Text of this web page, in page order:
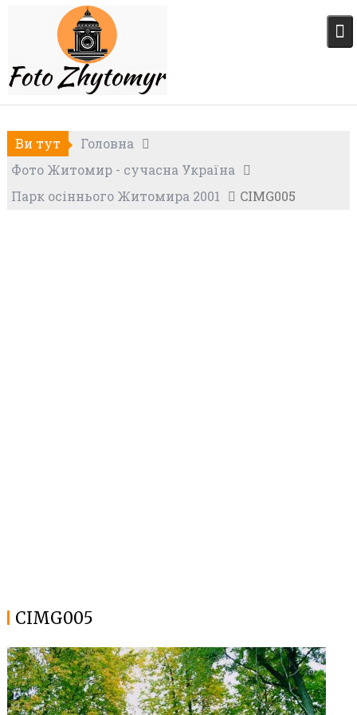
Ви тут
Головна
Фото Житомир - сучасна Україна
Парк осіннього Житомира 2001
CIMG005
CIMG005